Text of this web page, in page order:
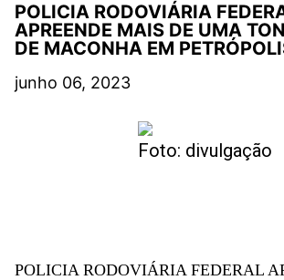
POLICIA RODOVIÁRIA
APREENDE MAIS DE UMA
DE MACONHA EM
junho 06, 2023
Foto: divulgação
POLICIA RODOVIÁRIA FEDERAL